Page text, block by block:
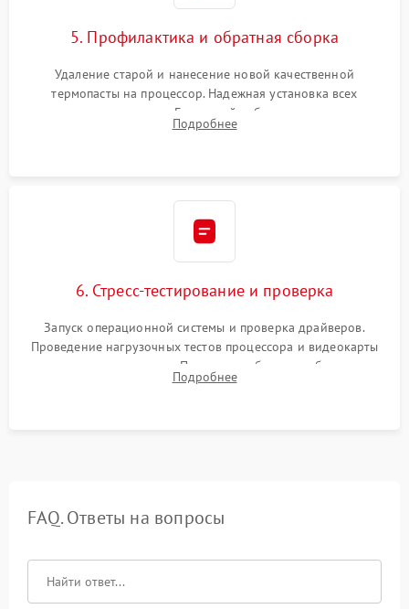
5. Профилактика и обратная сборка
Удаление старой и нанесение новой качественной
термопасты на процессор. Надежная установка всех
комплектующих в слоты. Грамотный кабель-менеджмент для
обеспечения правильной циркуляции воздуха внутри
Подробнее
6. Стресс-тестирование и проверка
Запуск операционной системы и проверка драйверов.
Проведение нагрузочных тестов процессора и видеокарты
для контроля температур. Проверка работоспособности всех
USB-портов, аудиовыходов и сетевого подключения.
Подробнее
FAQ. Ответы на вопросы